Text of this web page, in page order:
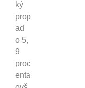
ký
prop
ad
o 5,
9
proc
enta